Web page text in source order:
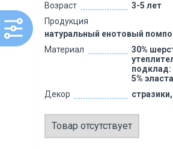
Возраст
3-5 лет
Продукция
натуральный енотовый
Материал
30%
подклад:
5%
Декор
Товар отсутствует